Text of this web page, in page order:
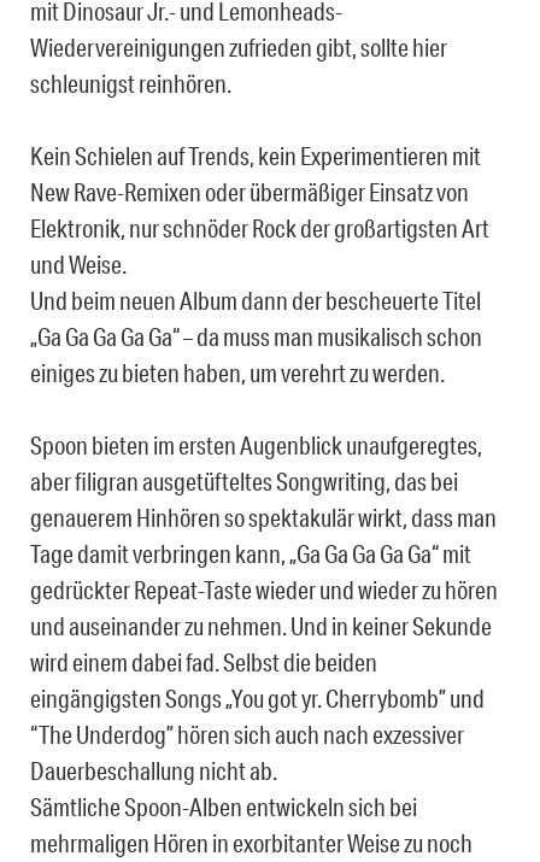
mit Dinosaur Jr.- und Lemonheads-
Wiedervereinigungen zufrieden gibt, sollte hier
schleunigst reinhören.
Kein Schielen auf Trends, kein Experimentieren mit
New Rave-Remixen oder übermäßiger Einsatz von
Elektronik, nur schnöder Rock der großartigsten Art
und Weise.
Und beim neuen Album dann der bescheuerte Titel
„Ga Ga Ga Ga Ga“ – da muss man musikalisch schon
einiges zu bieten haben, um verehrt zu werden.
Spoon bieten im ersten Augenblick unaufgeregtes,
aber filigran ausgetüfteltes Songwriting, das bei
genauerem Hinhören so spektakulär wirkt, dass man
Tage damit verbringen kann, „Ga Ga Ga Ga Ga“ mit
gedrückter Repeat-Taste wieder und wieder zu hören
und auseinander zu nehmen. Und in keiner Sekunde
wird einem dabei fad. Selbst die beiden
eingängigsten Songs „You got yr. Cherrybomb” und
“The Underdog” hören sich auch nach exzessiver
Dauerbeschallung nicht ab.
Sämtliche Spoon-Alben entwickeln sich bei
mehrmaligen Hören in exorbitanter Weise zu noch